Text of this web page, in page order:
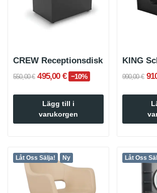
CREW Receptionsdisk
550,00 € 495,00 € −10%
Lägg till i
varukorgen
990,00 €
Låt Oss Sälja! Ny Låt Oss